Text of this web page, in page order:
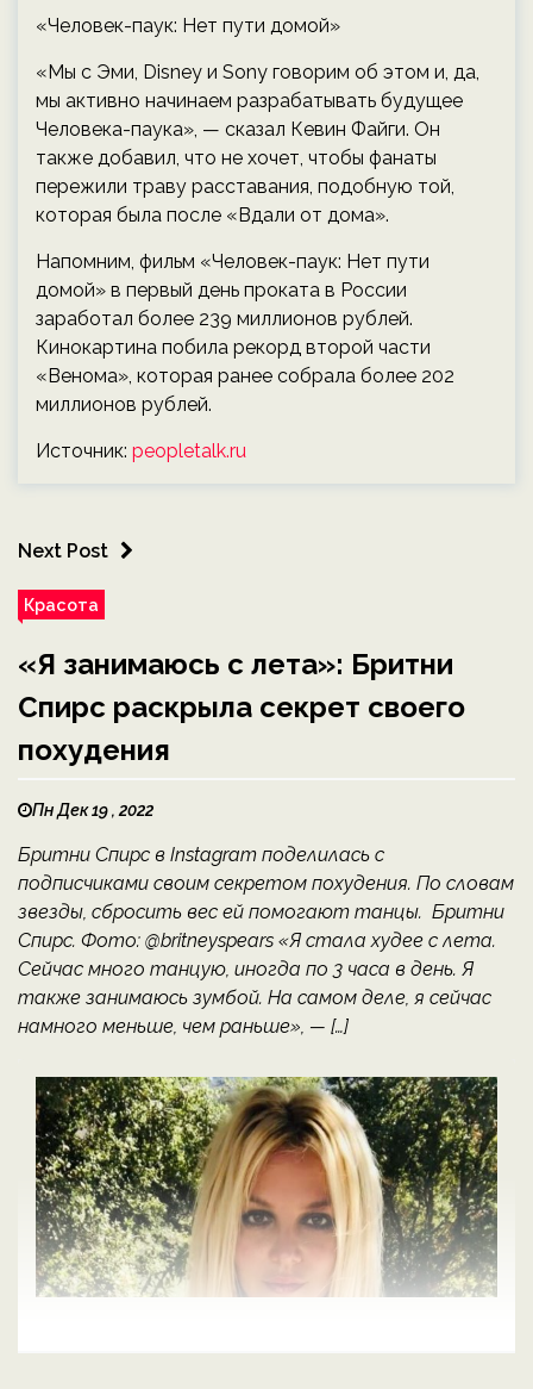
«Человек-паук: Нет пути домой»
«Мы с Эми, Disney и Sony говорим об этом и, да,
мы активно начинаем разрабатывать будущее
Человека-паука», — сказал Кевин Файги. Он
также добавил, что не хочет, чтобы фанаты
пережили траву расставания, подобную той,
которая была после «Вдали от дома».
Напомним, фильм «Человек-паук: Нет пути
домой» в первый день проката в России
заработал более 239 миллионов рублей.
Кинокартина побила рекорд второй части
«Венома», которая ранее собрала более 202
миллионов рублей.
Источник: peopletalk.ru
Next Post
Красота
«Я занимаюсь с лета»: Бритни
Спирс раскрыла секрет своего
похудения
Пн Дек 19 , 2022
Бритни Спирс в Instagram поделилась с
подписчиками своим секретом похудения. По словам
звезды, сбросить вес ей помогают танцы. Бритни
Спирс. Фото: @britneyspears «Я стала худее с лета.
Сейчас много танцую, иногда по 3 часа в день. Я
также занимаюсь зумбой. На самом деле, я сейчас
намного меньше, чем раньше», — […]